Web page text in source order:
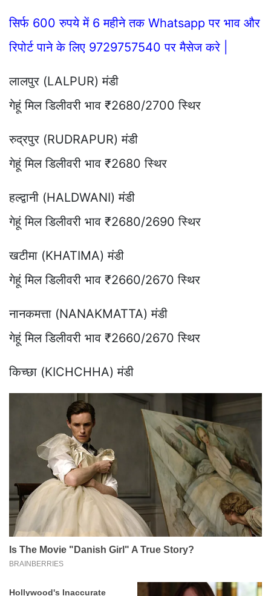
सिर्फ 600 रुपये में 6 महीने तक Whatsapp पर भाव और
रिपोर्ट पाने के लिए 9729757540 पर मैसेज करे |
लालपुर (LALPUR) मंडी
गेहूं मिल डिलीवरी भाव ₹2680/2700 स्थिर
रुद्रपुर (RUDRAPUR) मंडी
गेहूं मिल डिलीवरी भाव ₹2680 स्थिर
हल्द्वानी (HALDWANI) मंडी
गेहूं मिल डिलीवरी भाव ₹2680/2690 स्थिर
खटीमा (KHATIMA) मंडी
गेहूं मिल डिलीवरी भाव ₹2660/2670 स्थिर
नानकमत्ता (NANAKMATTA) मंडी
गेहूं मिल डिलीवरी भाव ₹2660/2670 स्थिर
किच्छा (KICHCHHA) मंडी